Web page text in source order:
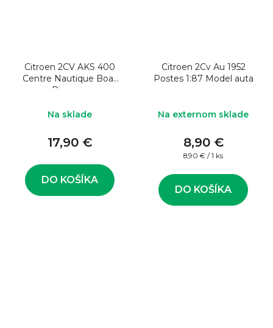
Citroen 2CV AKS 400
Centre Nautique Boat
Diorama
Na sklade
17,90 €
DO KOŠÍKA
Citroen 2Cv Au 1952
Postes 1:87 Model auta
Na externom sklade
8,90 €
Jednotková
8,90 € / 1 ks
DO KOŠÍKA